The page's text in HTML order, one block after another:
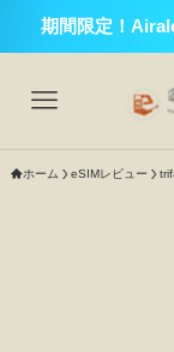
期間限定！
ホーム eSIMレビュー